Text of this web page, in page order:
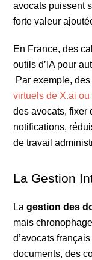
avocats puissent
forte valeur
En France, des
outils d’IA pour
Par exemple,
virtuels de X.ai ou
des avocats, fixer
notifications,
de travail
La Gestion
Lagestion des
mais
d’avocats
documents, des